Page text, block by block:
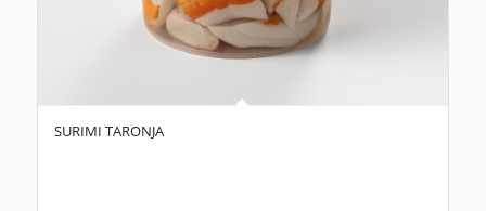
SURIMI TARONJA